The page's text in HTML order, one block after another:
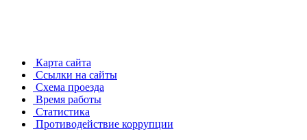
Карта сайта
Ссылки на сайты
Схема проезда
Время работы
Статистика
Противодействие коррупции